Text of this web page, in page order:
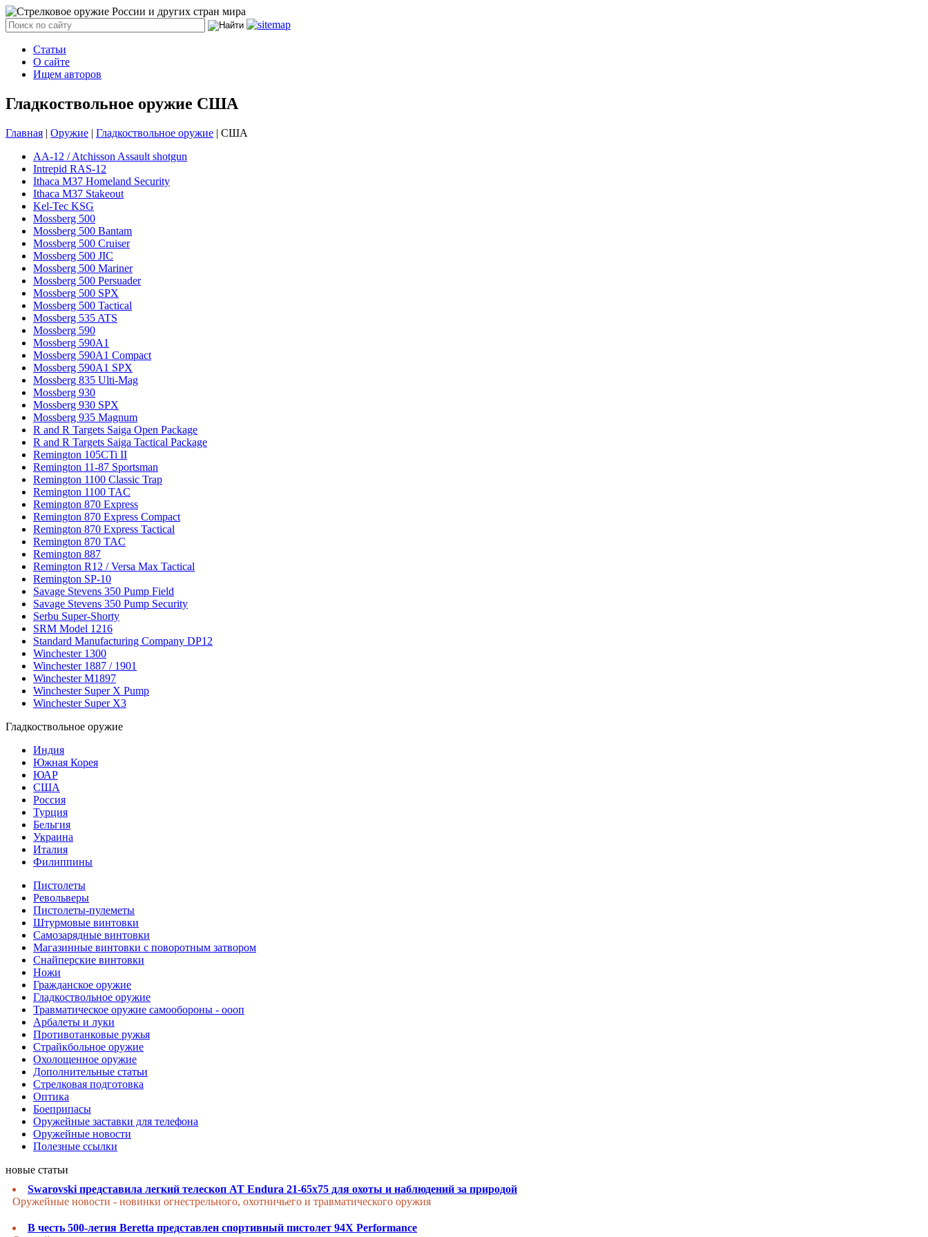
Статьи
О сайте
Ищем авторов
Гладкоствольное оружие США
Главная | Оружие | Гладкоствольное оружие | США
AA-12 / Atchisson Assault shotgun
Intrepid RAS-12
Ithaca M37 Homeland Security
Ithaca M37 Stakeout
Kel-Tec KSG
Mossberg 500
Mossberg 500 Bantam
Mossberg 500 Cruiser
Mossberg 500 JIC
Mossberg 500 Mariner
Mossberg 500 Persuader
Mossberg 500 SPX
Mossberg 500 Tactical
Mossberg 535 ATS
Mossberg 590
Mossberg 590A1
Mossberg 590A1 Compact
Mossberg 590A1 SPX
Mossberg 835 Ulti-Mag
Mossberg 930
Mossberg 930 SPX
Mossberg 935 Magnum
R and R Targets Saiga Open Package
R and R Targets Saiga Tactical Package
Remington 105CTi II
Remington 11-87 Sportsman
Remington 1100 Classic Trap
Remington 1100 TAC
Remington 870 Express
Remington 870 Express Compact
Remington 870 Express Tactical
Remington 870 TAC
Remington 887
Remington R12 / Versa Max Tactical
Remington SP-10
Savage Stevens 350 Pump Field
Savage Stevens 350 Pump Security
Serbu Super-Shorty
SRM Model 1216
Standard Manufacturing Company DP12
Winchester 1300
Winchester 1887 / 1901
Winchester M1897
Winchester Super X Pump
Winchester Super X3
Гладкоствольное оружие
Индия
Южная Корея
ЮАР
США
Россия
Турция
Бельгия
Украина
Италия
Филиппины
Пистолеты
Револьверы
Пистолеты-пулеметы
Штурмовые винтовки
Самозарядные винтовки
Магазинные винтовки с поворотным затвором
Снайперские винтовки
Ножи
Гражданское оружие
Гладкоствольное оружие
Травматическое оружие самообороны - оооп
Арбалеты и луки
Противотанковые ружья
Страйкбольное оружие
Охолощенное оружие
Дополнительные статьи
Стрелковая подготовка
Оптика
Боеприпасы
Оружейные заставки для телефона
Оружейные новости
Полезные ссылки
новые статьи
Swarovski представила легкий телескоп AT Endura 21-65x75 для охоты и наблюдений за природой
Оружейные новости - новинки огнестрельного, охотничьего и травматического оружия
В честь 500-летия Beretta представлен спортивный пистолет 94X Performance